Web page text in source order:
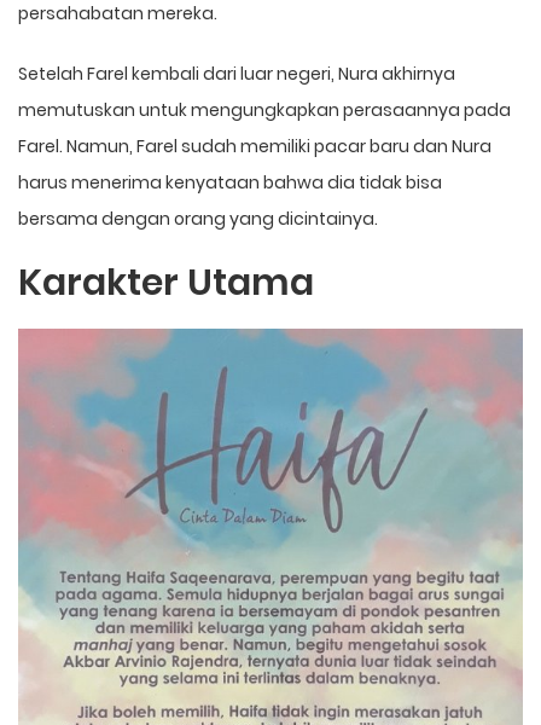
persahabatan mereka.
Setelah Farel kembali dari luar negeri, Nura akhirnya
memutuskan untuk mengungkapkan perasaannya pada
Farel. Namun, Farel sudah memiliki pacar baru dan Nura
harus menerima kenyataan bahwa dia tidak bisa
bersama dengan orang yang dicintainya.
Karakter Utama